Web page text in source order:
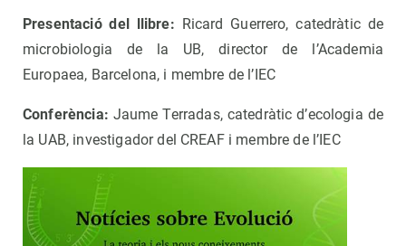
Presentació del llibre: Ricard Guerrero, catedràtic de
microbiologia de la UB, director de l’Academia
Europaea, Barcelona, i membre de l’IEC
Conferència: Jaume Terradas, catedràtic d’ecologia de
la UAB, investigador del CREAF i membre de l’IEC